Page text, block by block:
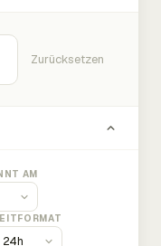
Zurücksetzen
AM